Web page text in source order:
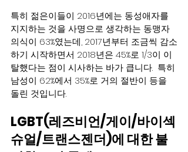
특히 젊은이들이 2016년에는 동성애자를
지지하는 것을 사명으로 생각하는 동맹자
의식이 63%였는데, 2017년부터 조금씩 감소
하기 시작하면서 2018년은 45%로 1/3이 이
탈했다는 점이 시사하는 바가 큽니다.  특히
남성이 62%에서 35%로 거의 절반이 등을
돌린 것입니다.
LGBT(레즈비언/게이/바이섹
슈얼/트랜스젠더)에 대한 불